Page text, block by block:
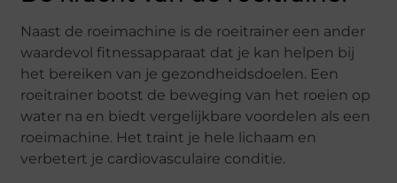
Naast de roeimachine is de roeitrainer een ander
waardevol fitnessapparaat dat je kan helpen bij
het bereiken van je gezondheidsdoelen. Een
roeitrainer bootst de beweging van het roeien op
water na en biedt vergelijkbare voordelen als een
roeimachine. Het traint je hele lichaam en
verbetert je cardiovasculaire conditie.